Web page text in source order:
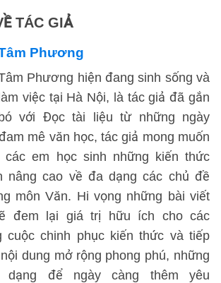
TÁC GIẢ
Phương
Phương hiện đang sinh sống và
làm việc tại Hà Nội, là tác giả đã gắn
bó với Đọc tài liệu từ những ngày
mê văn học, tác giả mong muốn
các em học sinh những kiến thức
nâng cao về đa dạng các chủ đề
môn Văn. Hi vọng những bài viết
đem lại giá trị hữu ích cho các
cuộc chinh phục kiến thức và tiếp
dung mở rộng phong phú, những
để ngày càng thêm yêu